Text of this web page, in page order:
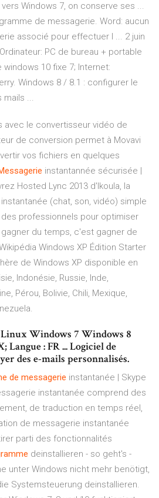
Windows 7, on conserve ses ...
de messagerie. Word: aucun
associé pour effectuer l ... 2 juin
PC de bureau + portable
10 fixe 7; Internet:
Windows 8 / 8.1 : configurer le
mails ...
avec le convertisseur vidéo de
de conversion permet à Movavi
vos fichiers en quelques
instantannée sécurisée |
Hosted Lync 2013 d'Ikoula, la
(chat, son, vidéo) simple
professionnels pour optimiser
gagner du temps, c'est gagner de
Windows XP Édition Starter
de Windows XP disponible en
Indonésie, Russie, Inde,
Pérou, Bolivie, Chili, Mexique,
Linux Windows 7 Windows 8
Langue : FR ... Logiciel de
des e-mails personnalisés.
de messagerie instantanée | Skype
instantanée comprend des
de traduction en temps réel,
de messagerie instantanée
parti des fonctionnalités
deinstallieren - so geht's -
unter Windows nicht mehr benötigt,
Systemsteuerung deinstallieren.